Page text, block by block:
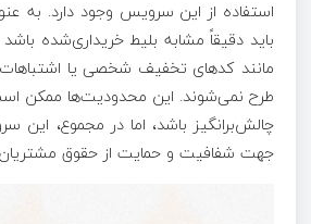
استفاده از این سرویس وجود دارد. به
باید دقیقاً مشابه بلیط خریداری‌شده
مانند کدهای تخفیف شخصی یا
طرح نمی‌شوند. این محدودیت‌ها ممکن
چالش‌برانگیز باشد، اما در مجموع،
جهت شفافیت و حمایت از حقوق